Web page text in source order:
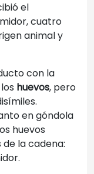
el
cuatro
animal y
con la
huevos, pero
en góndola
huevos
la cadena: